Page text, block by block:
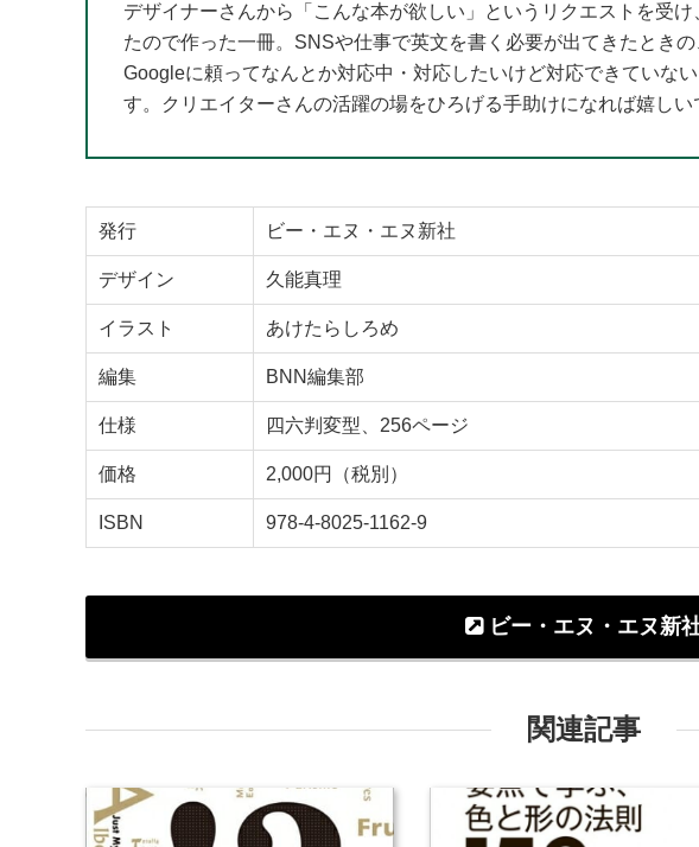
デザイナーさんから「こんな本が欲しい」というリクエストを受
たので作った一冊。SNSや仕事で英文を書く必要が出てきたとき
Googleに頼ってなんとか対応中・対応したいけど対応できていな
す。クリエイターさんの活躍の場をひろげる手助けになれば嬉しい
発行 ビー・エヌ・エヌ新社
デザイン 久能真理
イラスト あけたらしろめ
編集 BNN編集部
仕様 四六判変型、256ページ
価格 2,000円（税別）
ISBN 978-4-8025-1162-9
ビー・エヌ・エヌ新
関連記事